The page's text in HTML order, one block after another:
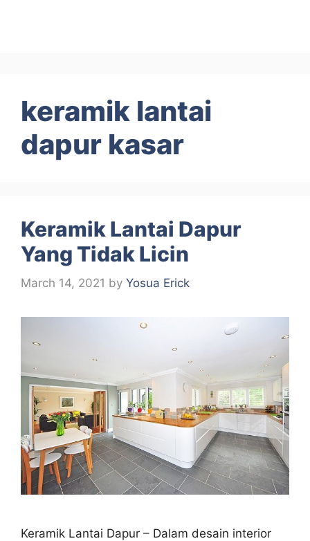
keramik lantai
dapur kasar
Keramik Lantai Dapur
Yang Tidak Licin
March 14, 2021 by Yosua Erick
Keramik Lantai Dapur – Dalam desain interior